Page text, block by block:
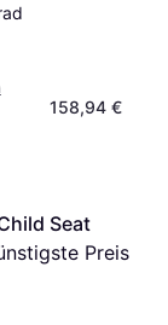
158,94 €
Seat
Preis